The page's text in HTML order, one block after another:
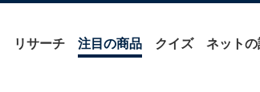
リサーチ 注目の商品 クイズ ネットの